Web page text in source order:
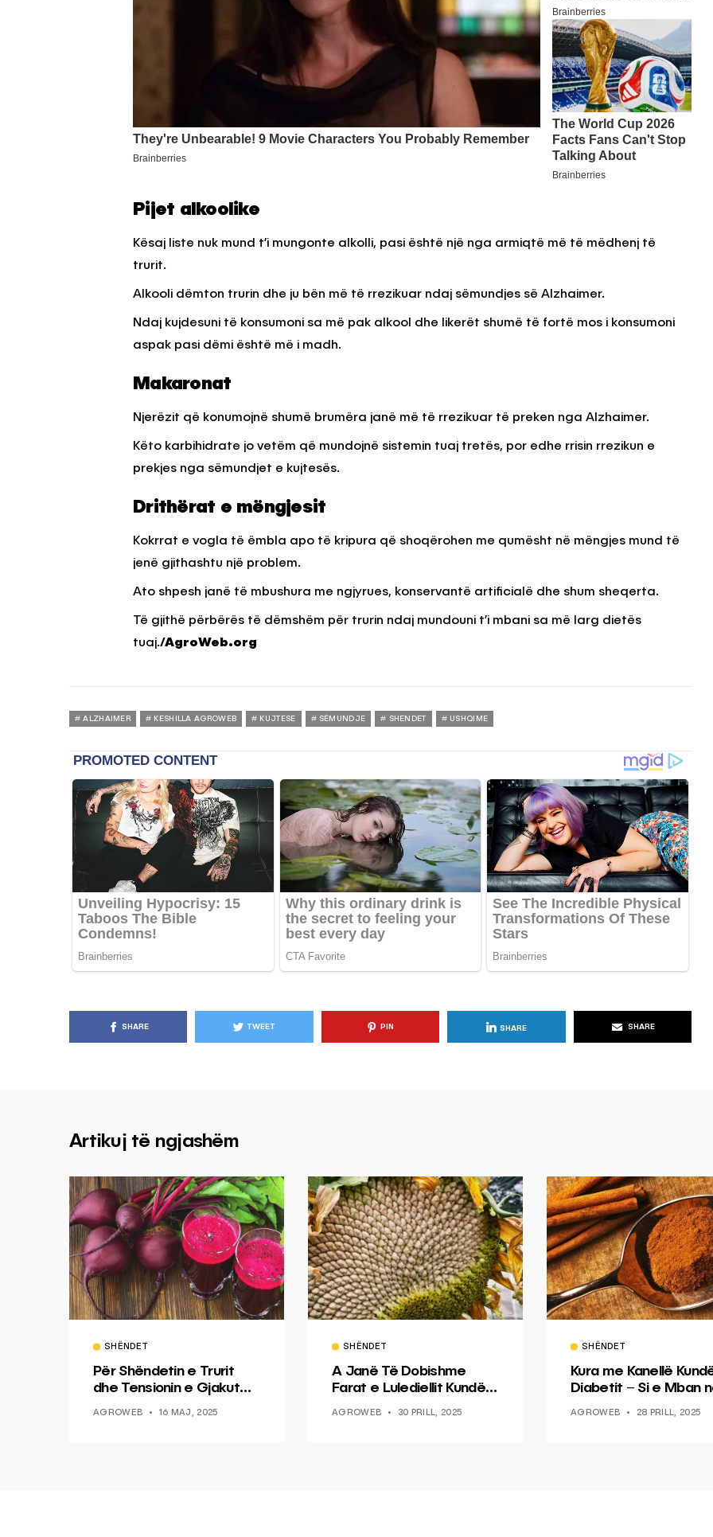
Pijet alkoolike
Kësaj liste nuk mund t’i mungonte alkolli, pasi është një nga armiqtë më të mëdhenj të
trurit.
Alkooli dëmton trurin dhe ju bën më të rrezikuar ndaj sëmundjes së Alzhaimer.
Ndaj kujdesuni të konsumoni sa më pak alkool dhe likerët shumë të fortë mos i konsumoni
aspak pasi dëmi është më i madh.
Makaronat
Njerëzit që konumojnë shumë brumëra janë më të rrezikuar të preken nga Alzhaimer.
Këto karbihidrate jo vetëm që mundojnë sistemin tuaj tretës, por edhe rrisin rrezikun e
prekjes nga sëmundjet e kujtesës.
Drithërat e mëngjesit
Kokrrat e vogla të ëmbla apo të kripura që shoqërohen me qumësht në mëngjes mund të
jenë gjithashtu një problem.
Ato shpesh janë të mbushura me ngjyrues, konservantë artificialë dhe shum sheqerta.
Të gjithë përbërës të dëmshëm për trurin ndaj mundouni t’i mbani sa më larg dietës
tuaj./AgroWeb.org
ALZHAIMER KESHILLA AGROWEB KUJTESE SËMUNDJE SHENDET USHQIME
SHARE TWEET PIN SHARE SHARE
Artikuj të ngjashëm
SHËNDET
Për Shëndetin e Trurit
dhe Tensionin e Gjakut
AGROWEB 16 MAJ, 2025
SHËNDET
A Janë Të Dobishme
Farat e Lulediellit Kundër
AGROWEB 30 PRILL, 2025
SHËNDET
Kura me Kanellë
Diabetit – Si e Mban
AGROWEB 28 PRILL, 2025